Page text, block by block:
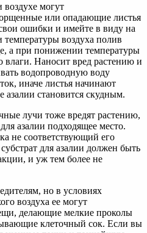
воздухе могут
или опадающие листья
ошибки и имейте в виду на
воздуха полив
а при понижении температуры
влаги. Наносит вред растению и
водопроводную воду
иначе листья начинают
азалии становится скудным.
лучи тоже вредят растению,
азалии подходящее место.
не соответствующий его
для азалии должен быть
и уж тем более не
но в условиях
воздуха ее могут
делающие мелкие проколы
клеточный сок. Если вы